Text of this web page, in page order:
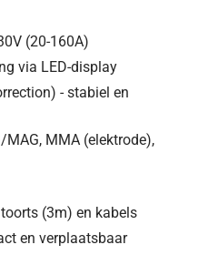
(20-160A)
via LED-display
- stabiel en
MMA (elektrode),
(3m) en kabels
en verplaatsbaar